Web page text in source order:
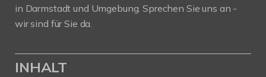
in Darmstadt und Umgebung. Sprechen Sie uns an -
wir sind für Sie da.
INHALT